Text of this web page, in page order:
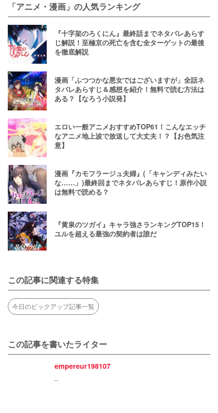
「アニメ・漫画」の人気ランキング
『十字架のろくにん』最終話までネタバレあらす
じ解説！至極京の死亡を含む全ターゲットの最後
を徹底解説
漫画「ふつつかな悪女ではございますが」全話ネ
タバレあらすじ＆感想を紹介！無料で読む方法は
ある？【なろう小説発】
エロい一般アニメおすすめTOP61！こんなエッチ
なアニメ地上波で放送して大丈夫！？【お色気注
意】
漫画『カモフラージュ夫婦』(「キャンディみたい
な……」)最終回までネタバレあらすじ！原作小説
は無料で読める？
『黄泉のツガイ』キャラ強さランキングTOP15！
ユルを超える最強の契約者は誰だ
この記事に関連する特集
今日のピックアップ記事一覧
この記事を書いたライター
empereur198107